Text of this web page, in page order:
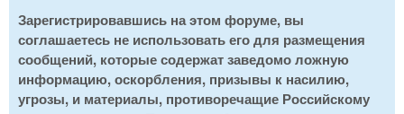
Зарегистрировавшись на этом форуме, вы
соглашаетесь не использовать его для размещения
сообщений, которые содержат заведомо ложную
информацию, оскорбления, призывы к насилию,
угрозы, и материалы, противоречащие Российскому